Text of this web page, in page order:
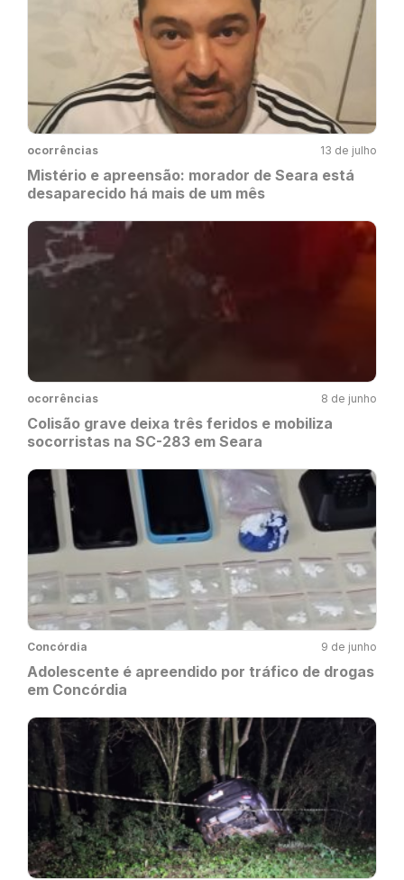
ocorrências 13 de julho
Mistério e apreensão: morador de Seara está
desaparecido há mais de um mês
ocorrências 8 de junho
Colisão grave deixa três feridos e mobiliza
socorristas na SC-283 em Seara
Concórdia 9 de junho
Adolescente é apreendido por tráfico de drogas
em Concórdia